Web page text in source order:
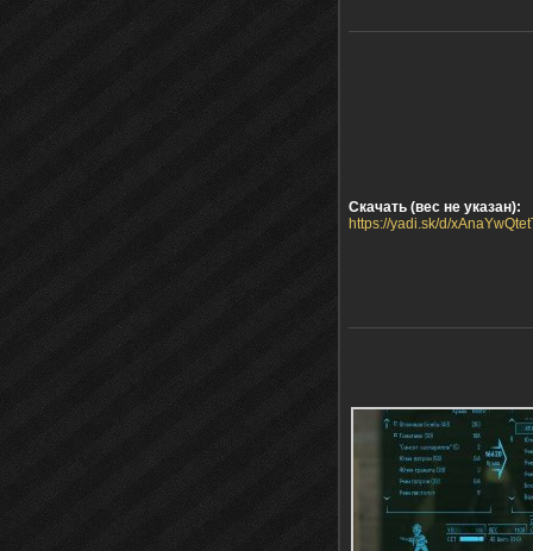
Скачать (вес не указан):
https://yadi.sk/d/